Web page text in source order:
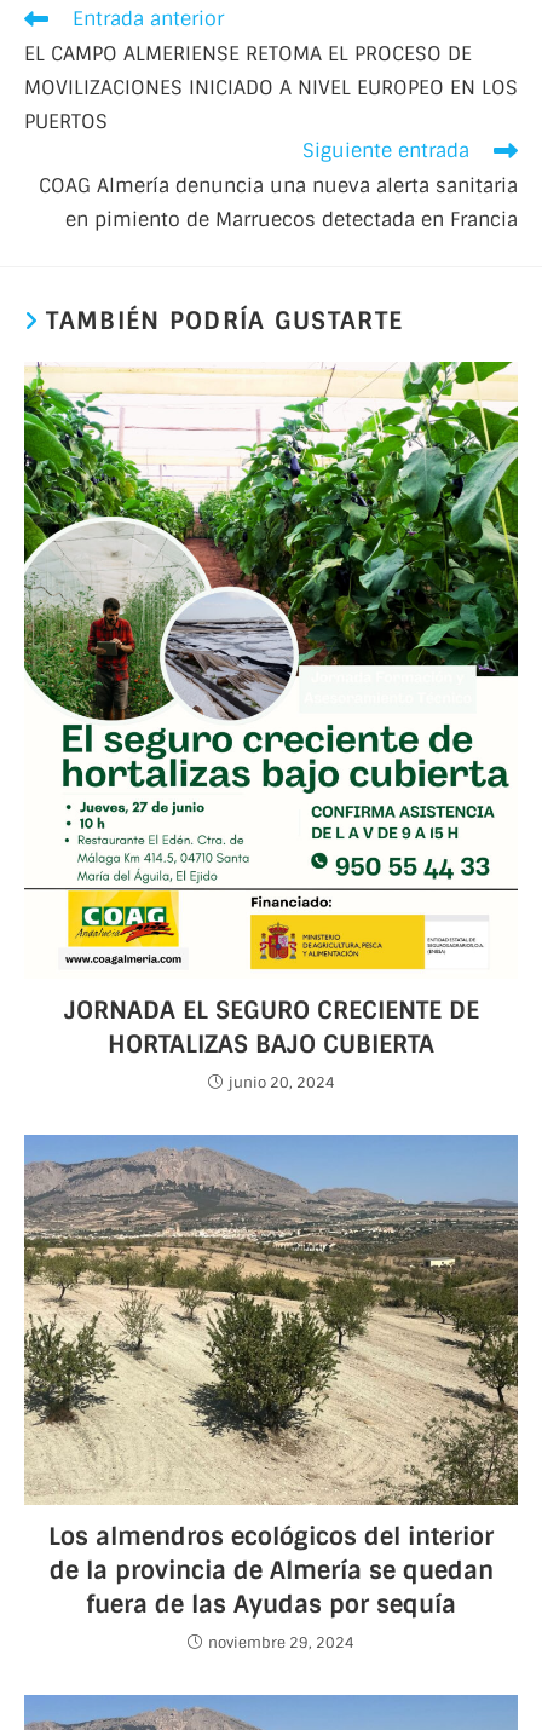
Entrada anterior
EL CAMPO ALMERIENSE RETOMA EL PROCESO DE
MOVILIZACIONES INICIADO A NIVEL EUROPEO EN LOS
PUERTOS
Siguiente entrada
COAG Almería denuncia una nueva alerta sanitaria
en pimiento de Marruecos detectada en Francia
TAMBIÉN PODRÍA GUSTARTE
JORNADA EL SEGURO CRECIENTE DE
HORTALIZAS BAJO CUBIERTA
junio 20, 2024
Los almendros ecológicos del interior
de la provincia de Almería se quedan
fuera de las Ayudas por sequía
noviembre 29, 2024